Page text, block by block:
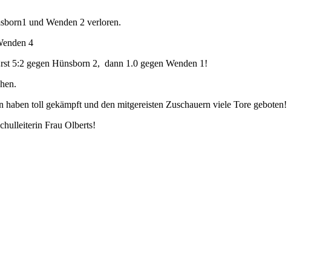
und Wenden 2 verloren.
4
5:2 gegen Hünsborn 2, dann 1.0 gegen Wenden 1!
toll gekämpft und den mitgereisten Zuschauern viele Tore geboten!
Frau Olberts!